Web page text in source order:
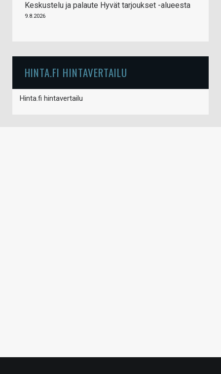
Keskustelu ja palaute Hyvät tarjoukset -alueesta
9.8.2026
HINTA.FI HINTAVERTAILU
Hinta.fi hintavertailu